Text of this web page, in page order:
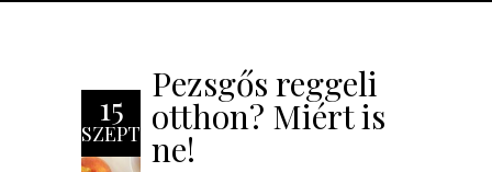
15
SZEPT
Pezsgős reggeli
otthon? Miért is
ne!